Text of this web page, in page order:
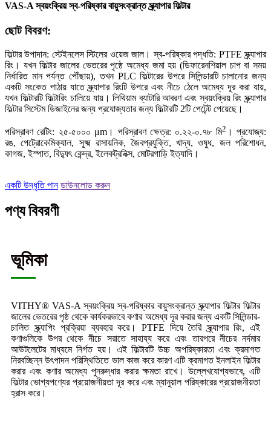
VAS-A স্বয়ংক্রিয় স্ব-পরিষ্কার বায়ুসংক্রান্ত স্ক্র্যাপার ফিল্টার
ছোট বিবরণ:
ফিল্টার উপাদান: স্টেইনলেস স্টিলের ওয়েজ জাল। স্ব-পরিষ্কার পদ্ধতি: PTFE স্ক্র্যাপার
রিং। যখন ফিল্টার জালের ভেতরের পৃষ্ঠে অমেধ্য জমা হয় (ডিফারেনশিয়াল চাপ বা সময়
নির্ধারিত মান পর্যন্ত পৌঁছায়), তখন PLC ফিল্টারের উপরে সিলিন্ডারটি চালানোর জন্য
একটি সংকেত পাঠায় যাতে স্ক্র্যাপার রিংটি উপরে এবং নীচে ঠেলে অমেধ্য দূর করা যায়,
যখন ফিল্টারটি ফিল্টারিং চালিয়ে যায়। লিথিয়াম ব্যাটারি আবরণ এবং স্বয়ংক্রিয় রিং স্ক্র্যাপার
ফিল্টার সিস্টেম ডিজাইনের জন্য প্রযোজ্যতার জন্য ফিল্টারটি 2টি পেটেন্ট পেয়েছে।
পরিস্রাবণ রেটিং: ২৫-৫০০০ μm। পরিস্রাবণ ক্ষেত্র: ০.২২-০.৭৮ মি2 । প্রযোজ্য:
রঙ, পেট্রোকেমিক্যাল, সূক্ষ্ম রাসায়নিক, জৈবপ্রযুক্তি, খাদ্য, ওষুধ, জল পরিশোধন,
কাগজ, ইস্পাত, বিদ্যুৎ কেন্দ্র, ইলেকট্রনিক্স, মোটরগাড়ি ইত্যাদি।
একটি উদ্ধৃতি পান ডাউনলোড করুন
পণ্য বিবরণী
ভূমিকা
VITHY® VAS-A স্বয়ংক্রিয় স্ব-পরিষ্কার বায়ুসংক্রান্ত স্ক্র্যাপার ফিল্টার ফিল্টার
জালের ভেতরের পৃষ্ঠ থেকে কার্যকরভাবে কণার অমেধ্য দূর করার জন্য একটি সিলিন্ডার-
চালিত স্ক্র্যাপিং প্রক্রিয়া ব্যবহার করে। PTFE দিয়ে তৈরি স্ক্র্যাপার রিং, এই
কণাগুলিকে উপর থেকে নীচে সরাতে সাহায্য করে এবং তারপরে নীচের নর্দমার
আউটলেটের মাধ্যমে নির্গত হয়। এই ফিল্টারটি উচ্চ অপরিষ্কারতা এবং ক্রমাগত
নিরবচ্ছিন্ন উৎপাদন পরিস্থিতিতে ভাল কাজ করে কারণ এটি ক্রমাগত ইনলাইন ফিল্টার
করার এবং কণার অমেধ্য পুনরুদ্ধার করার ক্ষমতা রাখে। উল্লেখযোগ্যভাবে, এটি
ফিল্টার ভোগ্যপণ্যের প্রয়োজনীয়তা দূর করে এবং ম্যানুয়াল পরিষ্কারের প্রয়োজনীয়তা
হ্রাস করে।